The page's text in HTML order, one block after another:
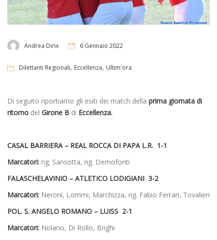
Andrea Dirix 6 Gennaio 2022
Dilettanti Regionali, Eccellenza, Ultim'ora
Di seguito riportiamo gli esiti dei match della prima giornata di
ritorno del Girone B di Eccellenza.
CASAL BARRIERA – REAL ROCCA DI PAPA L.R. 1-1
Marcatori: rig. Sansotta, rig. Demofonti
FALASCHELAVINIO – ATLETICO LODIGIANI 3-2
Marcatori: Neroni, Lommi, Marchizza, rig. Fabio Ferrari, Tovalieri
POL. S. ANGELO ROMANO – LUISS 2-1
Marcatori: Nolano, Di Rollo, Brighi